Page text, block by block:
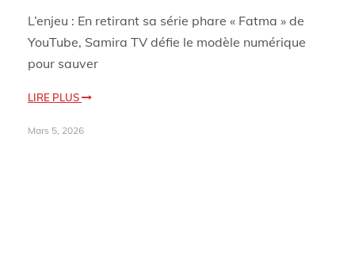
L’enjeu : En retirant sa série phare « Fatma » de
YouTube, Samira TV défie le modèle numérique
pour sauver
LIRE PLUS
Mars 5, 2026